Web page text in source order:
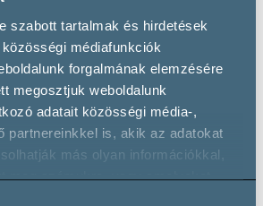
szabott tartalmak és hirdetések
médiafunkciók
forgalmának elemzésére
megosztjuk weboldalunk
adatait közösségi média-,
partnereinkkel is, akik az adatokat
más olyan információkkal,
meg számukra, vagy amelyeket
card Wheelchair accessible